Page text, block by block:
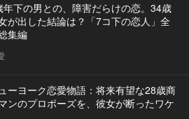
年下の男との、障害だらけの恋。34歳
が出した結論は？「7コ下の恋人」全
集編
ーヨーク恋愛物語：将来有望な28歳商
ンのプロポーズを、彼女が断ったワケ